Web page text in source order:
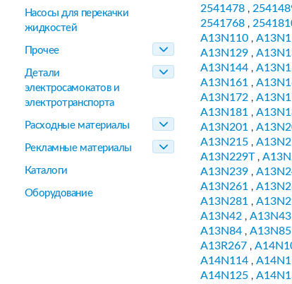
Насосы для перекачки
жидкостей
Прочее
Детали
электросамокатов и
электротранспорта
Расходные материалы
Рекламные материалы
Каталоги
Оборудование
2541478 ,
2541768 ,
A13N110 ,
A13N129 ,
A13N144 ,
A13N161 ,
A13N172 ,
A13N181 ,
A13N201 ,
A13N215 ,
A13N229T ,
A13N239 ,
A13N261 ,
A13N281 ,
A13N42 , A13N43
A13N84 , A13N85
A13R267 ,
A14N114 ,
A14N125 ,